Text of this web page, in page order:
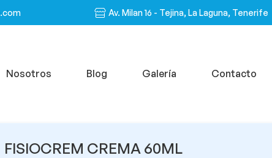
Av. Milan 16 - Tejina, La Laguna, Tenerife
Nosotros Blog Galería Contacto
FISIOCREM CREMA 60ML